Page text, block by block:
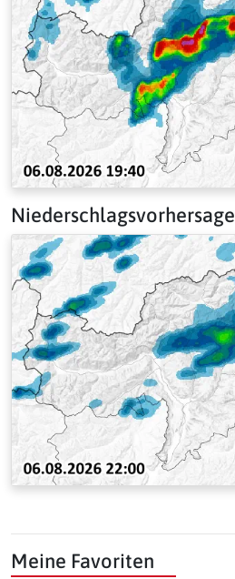
Niederschlagsvorhersage
Meine Favoriten